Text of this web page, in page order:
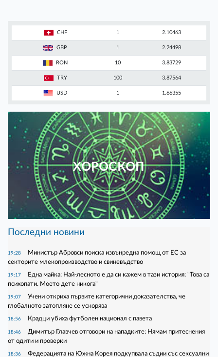
CHF 1 2.10463
GBP 1 2.24498
RON 10 3.83729
TRY 100 3.87564
USD 1 1.66355
ХОРОСКОП
Последни новини
19:28
Министър Абровси поиска извънредна помощ от ЕС за
секторите млекопроизводство и свиневъдство
19:17
Една майка: Най-лесното е да си кажем в тази история: "Това са
психопати. Моето дете никога"
19:07
Учени откриха първите категорични доказателства, че
глобалното затопляне се ускорява
18:56 Крадци убиха футболен национал с павета
18:46
Димитър Главчев отговори на нападките: Нямам притеснения
от одити и проверки
18:36
Федерацията на Южна Корея подкупвала съдии със сексуални